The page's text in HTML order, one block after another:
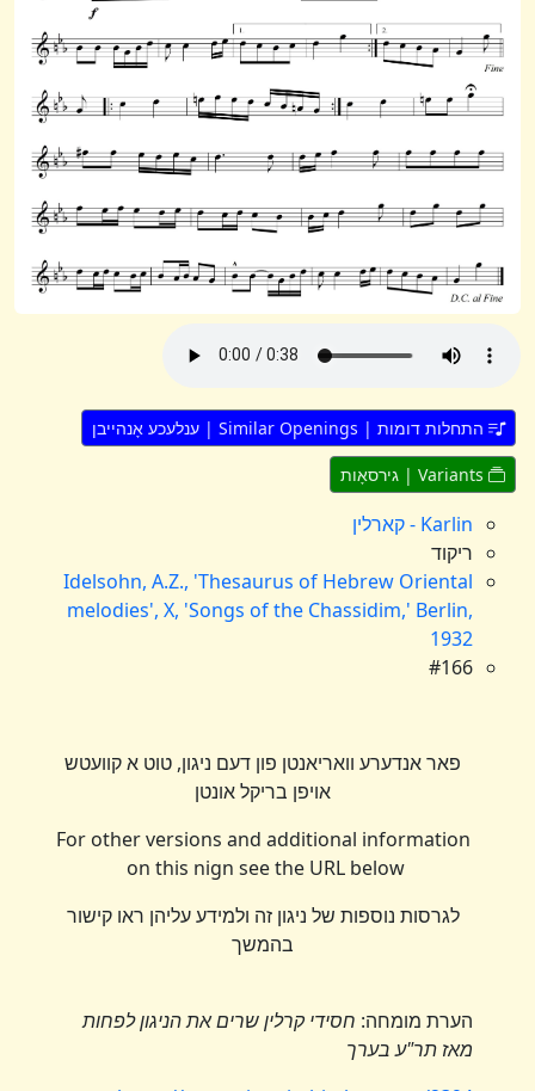
התחלות דומות | Similar Openings | ענלעכע אָנהייבן
Karlin - קארלין
ריקוד
Idelsohn, A.Z., 'Thesaurus of Hebrew Oriental
melodies', X, 'Songs of the Chassidim,' Berlin,
1932
#166
פאר אנדערע וואריאנטן פון דעם ניגון, טוט א קוועטש
אויפן בריקל אונטן
For other versions and additional information
on this nign see the URL below
לגרסות נוספות של ניגון זה ולמידע עליהן ראו קישור
בהמשך
הערת מומחה:חסידי קרלין שרים את הניגון לפחות
מאז תר"ע בערך